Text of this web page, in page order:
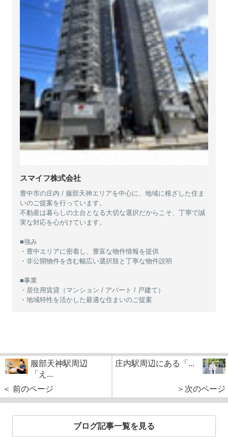
スマイフ株式会社
豊中市の庄内 / 服部天神エリアを中心に、地域に根ざした住ま
いのご提案を行っています。
不動産は暮らしの土台となる大切な選択だからこそ、丁寧で誠
実な対応を心がけています。
■強み
・豊中エリアに密着し、豊富な物件情報を提供
・非公開物件を含む幅広い選択肢と丁寧な物件説明
■事業
・居住用賃貸（マンション / アパート / 戸建て）
・地域特性を活かした最適な住まいのご提案
服部天神駅周辺
「え...
＜ 前のページ
庄内駅周辺にある「...
＞次のページ
ブログ記事一覧を見る